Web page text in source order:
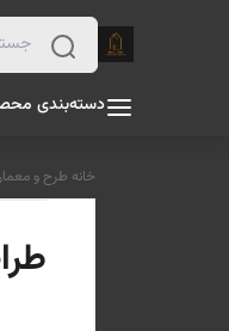
دسته‌بندی
خانه طرح و